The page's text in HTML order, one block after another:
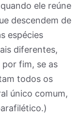
ele reúne
descendem de
espécies
diferentes,
fim, se as
todos os
único comum,